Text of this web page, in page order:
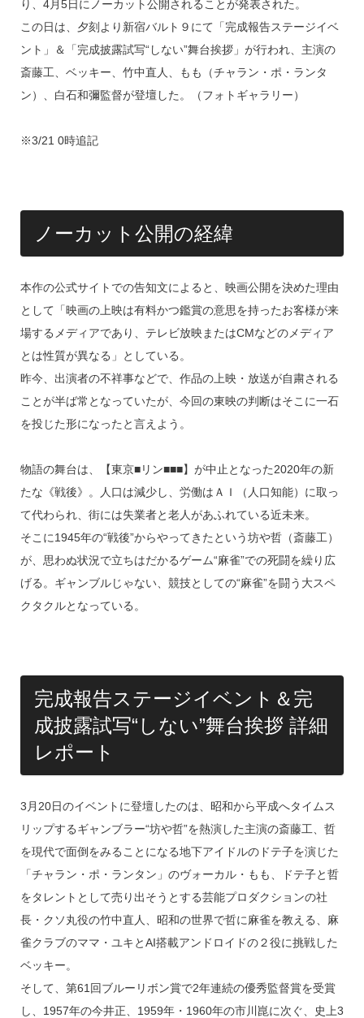
り、4月5日にノーカット公開されることが発表された。
この日は、夕刻より新宿バルト９にて「完成報告ステージイベ
ント」＆「完成披露試写“しない”舞台挨拶」が行われ、主演の
斎藤工、ベッキー、竹中直人、もも（チャラン・ポ・ランタ
ン）、白石和彌監督が登壇した。（フォトギャラリー）
※3/21 0時追記
ノーカット公開の経緯
本作の公式サイトでの告知文によると、映画公開を決めた理由
として「映画の上映は有料かつ鑑賞の意思を持ったお客様が来
場するメディアであり、テレビ放映またはCMなどのメディア
とは性質が異なる」としている。
昨今、出演者の不祥事などで、作品の上映・放送が自粛される
ことが半ば常となっていたが、今回の東映の判断はそこに一石
を投じた形になったと言えよう。
物語の舞台は、【東京■リン■■■】が中止となった2020年の新
たな《戦後》。人口は減少し、労働はＡＩ（人口知能）に取っ
て代わられ、街には失業者と老人があふれている近未来。
そこに1945年の“戦後”からやってきたという坊や哲（斎藤工）
が、思わぬ状況で立ちはだかるゲーム“麻雀”での死闘を繰り広
げる。ギャンブルじゃない、競技としての“麻雀”を闘う大スペ
クタクルとなっている。
完成報告ステージイベント＆完
成披露試写“しない”舞台挨拶 詳細
レポート
3月20日のイベントに登壇したのは、昭和から平成へタイムス
リップするギャンブラー“坊や哲”を熱演した主演の斎藤工、哲
を現代で面倒をみることになる地下アイドルのドテ子を演じた
「チャラン・ポ・ランタン」のヴォーカル・もも、ドテ子と哲
をタレントとして売り出そうとする芸能プロダクションの社
長・クソ丸役の竹中直人、昭和の世界で哲に麻雀を教える、麻
雀クラブのママ・ユキとAI搭載アンドロイドの２役に挑戦した
ベッキー。
そして、第61回ブルーリボン賞で2年連続の優秀監督賞を受賞
し、1957年の今井正、1959年・1960年の市川崑に次ぐ、史上3